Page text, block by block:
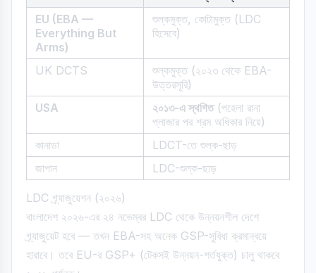
EU (EBA —
Everything But
Arms)
শুল্কমুক্ত, কোটামুক্ত (LDC
হিসেবে)
UK DCTS
শুল্কমুক্ত (২০২৩ থেকে EBA-
উত্তরসূরি)
USA
২০১৩-এ স্থগিত(পহেলা রানা
প্লাজার পর শ্রম অধিকার নিয়ে)
কানাডা
LDCT-তে শুল্ক-ছাড়
জাপান
LDC-শুল্ক-ছাড়
LDC গ্র্যাজুয়েশন (২০২৬)
বাংলাদেশ ২০২৬-এর ২৪ নভেম্বর LDC থেকে উন্নয়নশীল দেশে
গ্র্যাজুয়েট হবে — তখন EBA-সহ অনেক GSP-সুবিধা ক্রমান্বয়ে
হারাবে। তবে EU-র GSP+ (টেকসই উন্নয়ন-শর্তযুক্ত) চালু থাকবে